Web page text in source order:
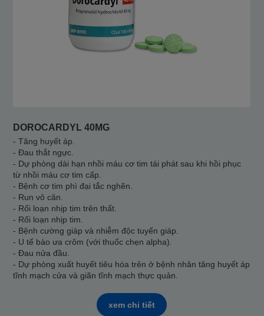
DOROCARDYL 40MG
- Tăng huyết áp.
- Đau thắt ngực.
- Dự phòng dài hạn nhồi máu cơ tim tái phát sau khi hồi phục
từ nhồi máu cơ tim cấp.
- Bệnh cơ tim phì đại tắc nghẽn.
- Run vô căn.
- Rối loạn nhịp tim trên thất.
- Rối loạn nhịp tim.
- Bệnh cường giáp và nhiễm độc tuyến giáp.
- U tế bào ưa crôm (với thuốc chẹn alpha).
- Đau nửa đầu.
- Dự phòng xuất huyết tiêu hóa trên ở bệnh nhân tăng huyết áp
tĩnh mạch cửa và giãn tĩnh mạch thực quản.
xem chi tiết